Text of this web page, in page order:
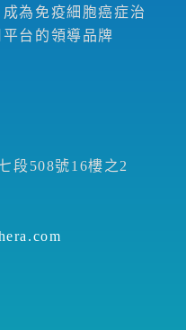
為免疫細胞癌症治
台的領導品牌
段508號16樓之2